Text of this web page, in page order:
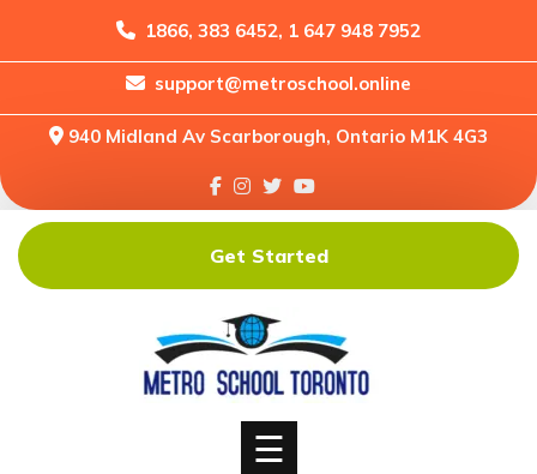
1866, 383 6452, 1 647 948 7952
support@metroschool.online
940 Midland Av Scarborough, Ontario M1K 4G3
Home
Forums
Downloads
Shop
☰
Get Started